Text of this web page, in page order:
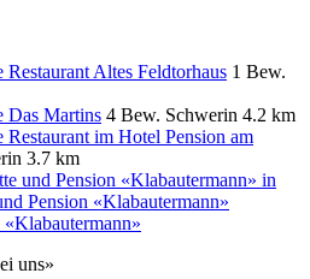
Restaurant Altes Feldtorhaus 1 Bew.
Das Martins 4 Bew. Schwerin 4.2 km
Restaurant im Hotel Pension am
3.7 km
«Klabautermann»
uns»